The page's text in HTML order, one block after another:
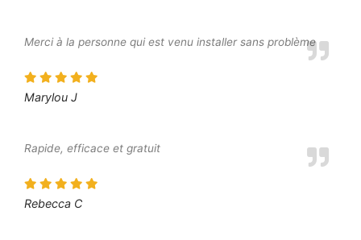
Merci à la personne qui est venu installer sans problème
Marylou J
Rapide, efficace et gratuit
Rebecca C